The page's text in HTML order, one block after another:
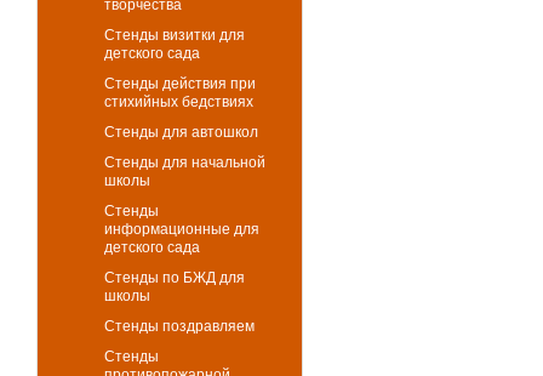
творчества
Стенды визитки для
детского сада
Стенды действия при
стихийных бедствиях
Стенды для автошкол
Стенды для начальной
школы
Стенды
информационные для
детского сада
Стенды по БЖД для
школы
Стенды поздравляем
Стенды